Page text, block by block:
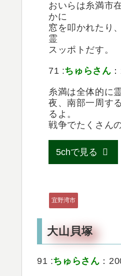
おいらは糸満市
かに
窓を叩かれたり
霊
スッポトだす。
71 :ちゅらさん
糸満は全体的に
夜、南部一周す
るよ。
戦争でたくさん
5chで見る
宜野湾市
大山貝塚
91 :ちゅらさん ：